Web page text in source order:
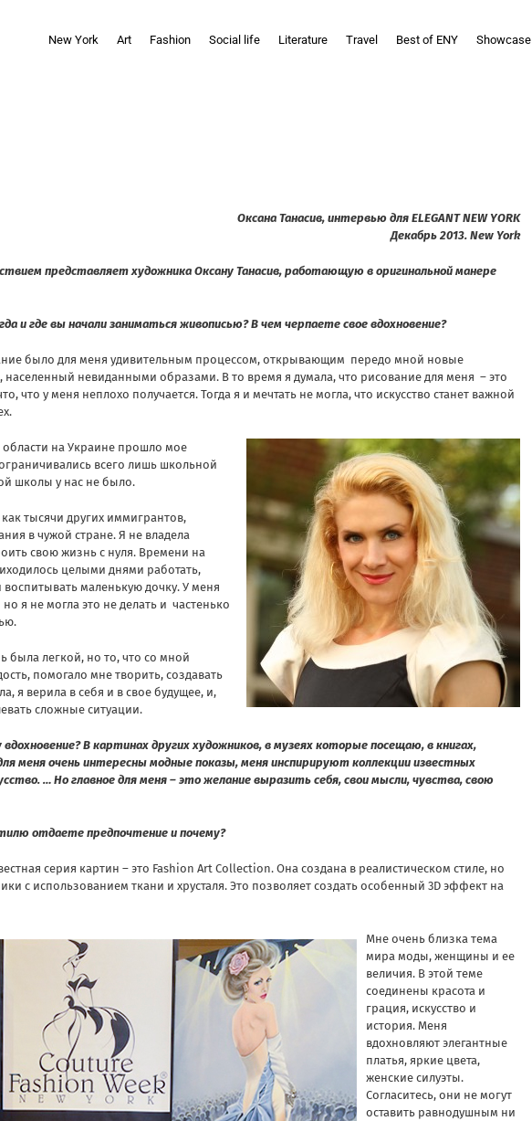
New York Art Fashion Social life Literature Travel Best of ENY Showcase
Оксана Танасив, интервью для ELEGANT NEW YORK
Декабрь 2013. New York
представляет художника Оксану Танасив, работающую в оригинальной манере
и где вы начали заниматься живописью? В чем черпаете свое вдохновение?
было для меня удивительным процессом, открывающим передо мной новые
населенный невиданными образами. В то время я думала, что рисование для меня – это
что у меня неплохо получается. Тогда я и мечтать не могла, что искусство станет важной
на Украине прошло мое
всего лишь школьной
школы у нас не было.
тысячи других иммигрантов,
в чужой стране. Я не владела
свою жизнь с нуля. Времени на
целыми днями работать,
воспитывать маленькую дочку. У меня
я не могла это не делать и частенько
была легкой, но то, что со мной
помогало мне творить, создавать
я верила в себя и в свое будущее, и,
сложные ситуации.
В картинах других художников, в музеях которые посещаю, в книгах,
меня очень интересны модные показы, меня инспирируют коллекции известных
… Но главное для меня – это желание выразить себя, свои мысли, чувства, свою
отдаете предпочтение и почему?
серия картин – это Fashion Art Collection. Она создана в реалистическом стиле, но
с использованием ткани и хрусталя. Это позволяет создать особенный 3D эффект на
Мне очень близка тема
мира моды, женщины и ее
величия. В этой теме
соединены красота и
грация, искусство и
история. Меня
вдохновляют элегантные
платья, яркие цвета,
женские силуэты.
Согласитесь, они не могут
оставить равнодушным ни